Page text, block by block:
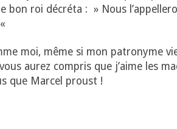
bon roi décréta : » Nous
moi, même si mon patronyme
aurez compris que j’aime les
que Marcel proust !